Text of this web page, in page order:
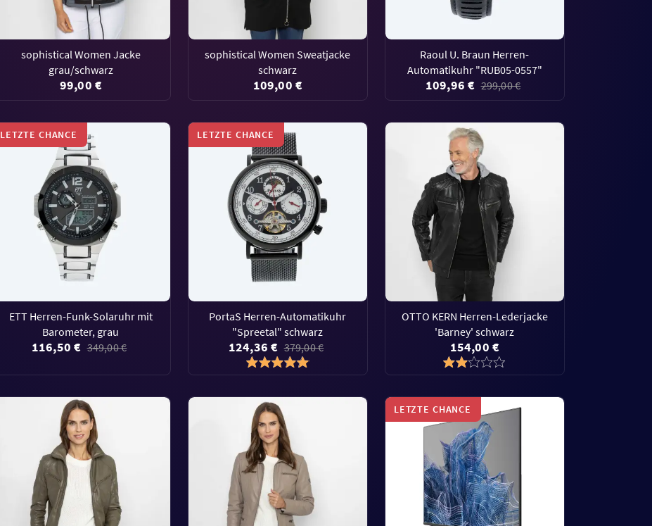
sophistical Women Jacke
grau/schwarz
99,00 €
sophistical Women Sweatjacke
schwarz
109,00 €
Raoul U. Braun Herren-
Automatikuhr "RUB05-0557"
109,96 € 299,00 €
LETZTE CHANCE
ETT Herren-Funk-Solaruhr mit
Barometer, grau
116,50 € 349,00 €
LETZTE CHANCE
PortaS Herren-Automatikuhr
"Spreetal" schwarz
124,36 € 379,00 €
OTTO KERN Herren-Lederjacke
'Barney' schwarz
154,00 €
LETZTE CHANCE